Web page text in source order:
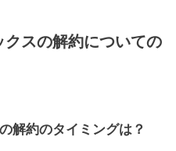
クスの解約についての
解約のタイミングは？